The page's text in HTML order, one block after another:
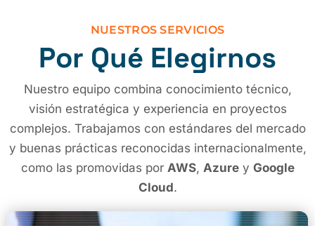
NUESTROS SERVICIOS
Por Qué Elegirnos
Nuestro equipo combina conocimiento técnico,
visión estratégica y experiencia en proyectos
complejos. Trabajamos con estándares del mercado
y buenas prácticas reconocidas internacionalmente,
como las promovidas por AWS, Azurey Google
Cloud.